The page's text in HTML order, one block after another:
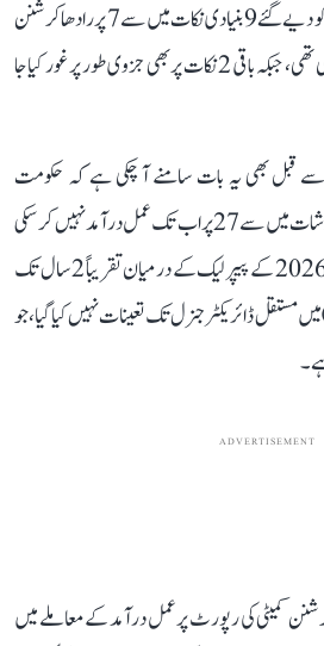
ہوئے کہا کہ نیلیکنی ٹاسک فورس کو دیے گئے 9 بنیادی نکات میں سے 7 پر رادھاکرشنن
کمیٹی پہلے ہی مکمل طور پر کام کر چکی تھی، جبکہ باقی 2 نکات پر بھی جزوی طور پر غور کیا جا
قبل بھی یہ بات سامنے آ چکی ہے کہ حکومت
رادھاکرشنن کمیٹی کی 101 سفارشات میں سے 27 پر اب تک عمل درآمد نہیں کر سکی
ہے۔ ان کا کہنا تھا کہ 2024 اور 2026 کے پیپر لیک کے درمیان تقریباً 2 سال تک
مستقل ڈائریکٹر جنرل تک تعینات نہیں کیا گیا، جو
ADVERTISEMENT
کمیٹی کی رپورٹ پر عمل درآمد کے معاملے میں